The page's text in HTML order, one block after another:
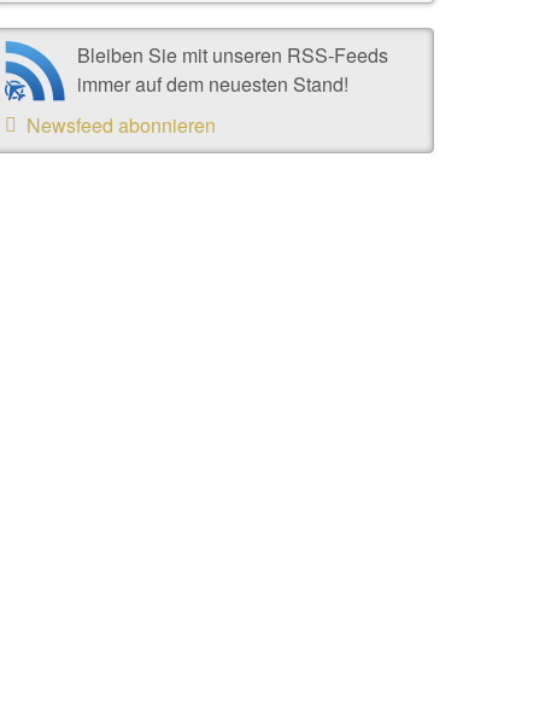
Bleiben Sie mit unseren RSS-Feeds
immer auf dem neuesten Stand!
Newsfeed abonnieren